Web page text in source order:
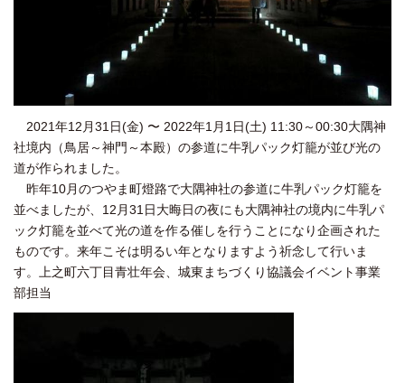
2021年12月31日(金) 〜 2022年1月1日(土) 11:30～00:30大隅神
社境内（鳥居～神門～本殿）の参道に牛乳パック灯籠が並び光の
道が作られました。
昨年10月のつやま町燈路で大隅神社の参道に牛乳パック灯籠を
並べましたが、12月31日大晦日の夜にも大隅神社の境内に牛乳パ
ック灯籠を並べて光の道を作る催しを行うことになり企画された
ものです。来年こそは明るい年となりますよう祈念して行いま
す。
上之町六丁目青壮年会、城東まちづくり協議会イベント事業
部担当